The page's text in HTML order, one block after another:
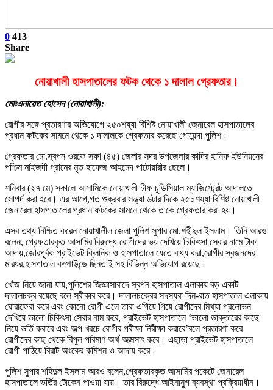
0 413
Share
নোয়াখালী হাসপাতালের ফটক থেকে ১ দালাল গ্রেফতার।
মোঃএনায়েত হোসেন (নোয়াখালী):
রোগীর সঙ্গে প্রতারণার অভিযোগে ২৫০শয্যা বিশিষ্ট নোয়াখালী জেনারেল হাসপাতালের
প্রধান ফটকের সামনে থেকে ১ দালালকে গ্রেফতার করেছে গোয়েন্দা পুলিশ।
গ্রেফতার মো.স্বপন ওরফে সফা (৪৫) জেলার সদর উপজেলার কাদির হানিফ ইউনিয়নের
পশ্চিম মাইজদী গ্রামের মৃত হাফেজ আহমেদ পাটোয়ারীর ছেলে।
শনিবার (২৭ মে) সকালে আসামিকে নোয়াখালী চীফ চুডিসিয়াল ম্যাজিস্ট্রেট আদালতে
সোপর্দ করা হবে। এর আগে,গত শুক্রবার সন্ধ্যা ৬টার দিকে ২৫০শয্যা বিশিষ্ট নোয়াখালী
জেনারেল হাসপাতালের প্রধান ফটকের সামনে থেকে তাকে গ্রেফতার করা হয়।
এসব তথ্য নিশ্চিত করেন নোয়াখালীল জেলা পুলিশ সুপার মো.শহীদুল ইসলাম। তিনি আরও
বলেন, গ্রেফতারকৃত আসামির বিরুদ্ধে রোগীদের ভয় দেখিয়ে চিকিৎসা সেবার নামে টাকা
আদায়,জোরপূর্বক প্রাইভেট ক্লিনিক ও হাসপাতালে যেতে বাধ্য করা,রোগীর স্বজনদের
মারধর,হাসপাতাল কম্পাউন্ডে ছিনতাই সহ বিভিন্ন অভিযোগ রয়েছে।
খোঁজ নিয়ে জানা যায়,পুলিশের জিজ্ঞাসাবাদে স্বপন হাসপাতাল এলাকায় বড় একটি
দালালচক্র রয়েছে বলে স্বীকার করে। দালালচক্রের সদস্যরা দিন-রাত হাসপাতাল এলাকায়
ঘোরাফেরা করে এবং কোনো রোগী এলে তারা এগিয়ে গিয়ে রোগীদের মিথ্যা প্রলোভন
দেখিয়ে ভালো চিকিৎসা সেবার নাম করে, প্রাইভেট হাসপাতালে ‘ভালো ডাক্তারের কাছে
নিয়ে ভর্তি করাবে এবং অল্প খরচে রোগীর পরীক্ষা নিরীক্ষা করাবে’বলে প্রতারণা করে
রোগীদের কাছ থেকে বিপুল পরিমাণ অর্থ আত্মসাৎ করে। এছাড়া প্রাইভেট হাসপাতালে
রোগী পাঠিয়ে বিরাট অংকের কমিশন ও আদায় করে।
পুলিশ সুপার শহিদুল ইসলাম আরও বলেন,গ্রেফতারকৃত আসামির পকেটে জেনারেল
হাসপাতালে ভর্তির টোকেন পাওয়া যায়। তার বিরুদ্ধে আইনানুগ ব্যবস্থা প্রক্রিয়াধীন।